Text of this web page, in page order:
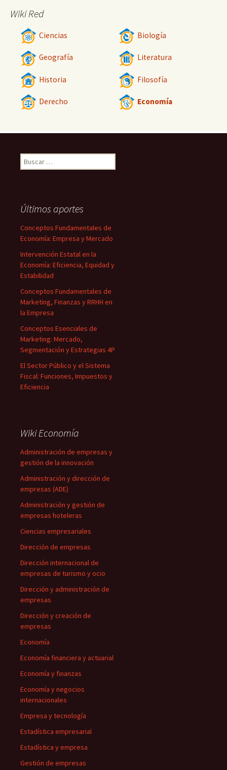
Wiki Red
Ciencias Biología
Geografía Literatura
Historia Filosofía
Derecho Economía
Buscar:
Últimos aportes
Conceptos Fundamentales de
Economía: Empresa y Mercado
Intervención Estatal en la
Economía: Eficiencia, Equidad y
Estabilidad
Conceptos Fundamentales de
Marketing, Finanzas y RRHH en
la Empresa
Conceptos Esenciales de
Marketing: Mercado,
Segmentación y Estrategias 4P
El Sector Público y el Sistema
Fiscal: Funciones, Impuestos y
Eficiencia
Wiki Economía
Administración de empresas y
gestión de la innovación
Administración y dirección de
empresas (ADE)
Administración y gestión de
empresas hoteleras
Ciencias empresariales
Dirección de empresas
Dirección internacional de
empresas de turismo y ocio
Dirección y administración de
empresas
Dirección y creación de
empresas
Economía
Economía financiera y actuarial
Economía y finanzas
Economía y negocios
internacionales
Empresa y tecnología
Estadística empresarial
Estadística y empresa
Gestión de empresas